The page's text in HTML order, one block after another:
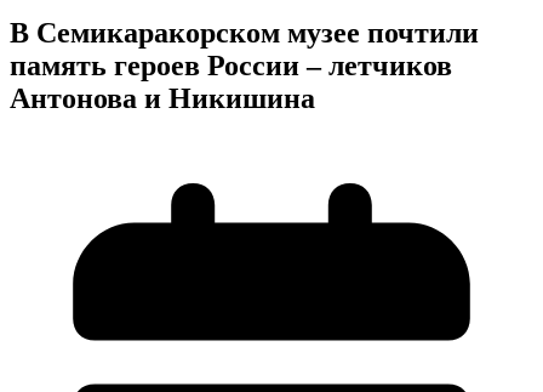
В Семикаракорском музее почтили
память героев России – летчиков
Антонова и Никишина